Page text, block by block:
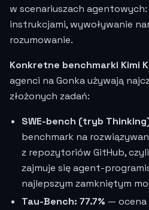
w scenariuszach
instrukcjami, wywoływanie
rozumowanie.
Konkretne benchmarki Kimi
agenci na Gonka używają
złożonych zadań:
SWE-bench (tryb
benchmark na
z repozytoriów GitHub,
zajmuje się agent-
najlepszym zamkniętym
Tau-Bench: 77.7% — ocena